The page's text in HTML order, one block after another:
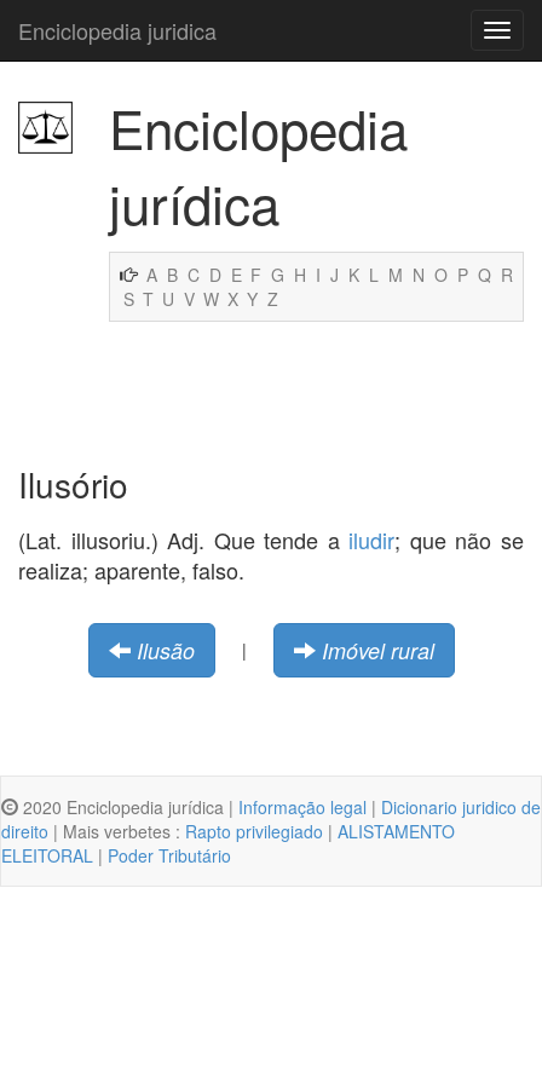
Enciclopedia juridica
Enciclopedia
jurídica
A B C D E F G H I J K L M N O P Q R
S T U V W X Y Z
Ilusório
(Lat. illusoriu.) Adj. Que tende a iludir; que não se
realiza; aparente, falso.
Ilusão | Imóvel rural
2020 Enciclopedia jurídica | Informação legal | Dicionario juridico de
direito | Mais verbetes : Rapto privilegiado | ALISTAMENTO
ELEITORAL | Poder Tributário